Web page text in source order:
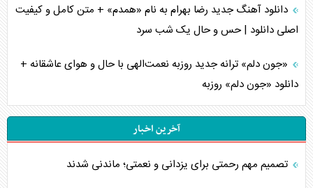
دانلود آهنگ جدید رضا بهرام به نام «همدم» + متن کامل و کیفیت
اصلی دانلود | حس و حال یک شب سرد
«جون دلم» ترانه جدید روزبه نعمت‌الهی با حال و هوای عاشقانه +
دانلود «جون دلم» روزبه
آخرین اخبار
تصمیم مهم رحمتی برای یزدانی و نعمتی؛ ماندنی شدند